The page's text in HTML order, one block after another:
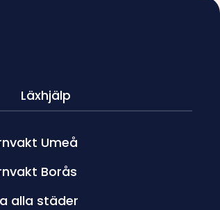
Läxhjälp
Umeå
Borås
alla städer